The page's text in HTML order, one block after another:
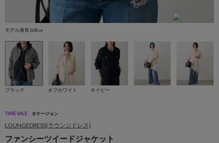
モデル身長168㎝
ブラック オフホワイト ネイビー
TIME SALE オケージョン
LOUNGEDRESS(ラウンジドレス)
ファンシーツイードジャケット